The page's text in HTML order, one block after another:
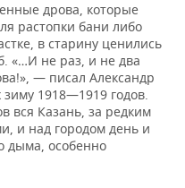
дрова, которые
растопки бани либо
в старину ценились
«…И не раз, и не два
— писал Александр
зиму 1918—1919 годов.
вся Казань, за редким
и над городом день и
дыма, особенно